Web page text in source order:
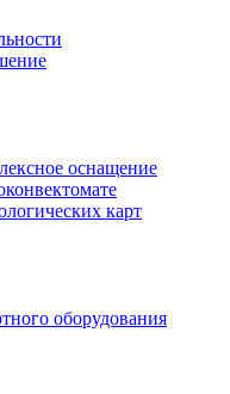
оснащение
карт
оборудования